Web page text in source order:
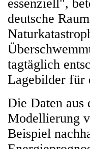
essenziell",
deutsche
tagtäglich
Lagebilder für
Die Daten aus
Modellierung
Beispiel